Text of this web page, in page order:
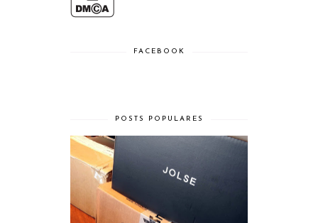
FACEBOOK
POSTS POPULARES